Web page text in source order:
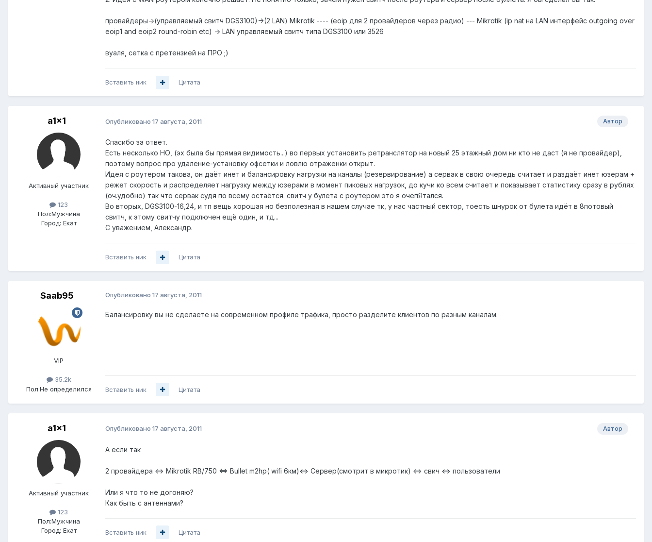
провайдеры->(управляемый свитч DGS3100)->(2 LAN) Mikrotik ---- (eoip для 2 провайдеров через радио) --- Mikrotik (ip nat на LAN интерфейс outgoing over
eoip1 and eoip2 round-robin etc) -> LAN управляемый свитч типа DGS3100 или 3526
вуаля, сетка с претензией на ПРО ;)
Вставить ник Цитата
a1x1
Активный участник
123
Пол:Мужчина
Город: Екат
Автор
Опубликовано 17 августа, 2011
Спасибо за ответ.
Есть несколько НО, (эх была бы прямая видимость...) во первых установить ретранслятор на новый 25 этажный дом ни кто не даст (я не провайдер),
поэтому вопрос про удаление-установку офсетки и ловлю отраженки открыт.
Идея с роутером такова, он даёт инет и балансировку нагрузки на каналы (резервирование) а сервак в свою очередь считает и раздаёт инет юзерам +
режет скорость и распределяет нагрузку между юзерами в момент пиковых нагрузок, до кучи ко всем считает и показывает статистику сразу в рублях
(оч.удобно) так что сервак судя по всему остаётся. свитч у булета с роутером это я очепЯтался.
Во вторых, DGS3100-16,24, и тп вещь хорошая но безполезная в нашем случае тк, у нас частный сектор, тоесть шнурок от булета идёт в 8потовый
свитч, к этому свитчу подключен ещё один, и тд...
С уважением, Александр.
Вставить ник Цитата
Saab95
VIP
35.2k
Пол:Не определился
Опубликовано 17 августа, 2011
Балансировку вы не сделаете на современном профиле трафика, просто разделите клиентов по разным каналам.
Вставить ник Цитата
a1x1
Активный участник
123
Пол:Мужчина
Город: Екат
Автор
Опубликовано 17 августа, 2011
А если так
2 провайдера <=> Mikrotik RB/750 <=> Bullet m2hp( wifi 6км)<=> Сервер(смотрит в микротик) <=> свич <=> пользователи
Или я что то не догоняю?
Как быть с антеннами?
Вставить ник Цитата